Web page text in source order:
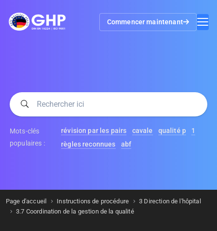
Commencer maintenant
Mots-clés
populaires :
révision par les pairs cavale qualité p
1
règles reconnues
abf
Page d'accueil Instructions de procédure
3 Direction de l'hôpital
3.7 Coordination de la gestion de la qualité